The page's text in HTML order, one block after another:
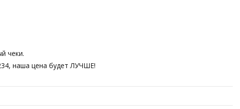
чеки.
наша цена будет ЛУЧШЕ!